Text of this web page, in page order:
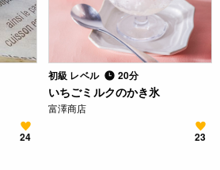
24
初級 レベル 20分
いちごミルクのかき氷
富澤商店
23